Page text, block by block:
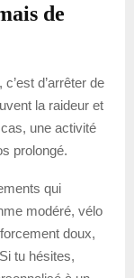
de
d’arrêter de
la raideur et
une activité
prolongé.
qui
modéré, vélo
doux,
tu hésites,